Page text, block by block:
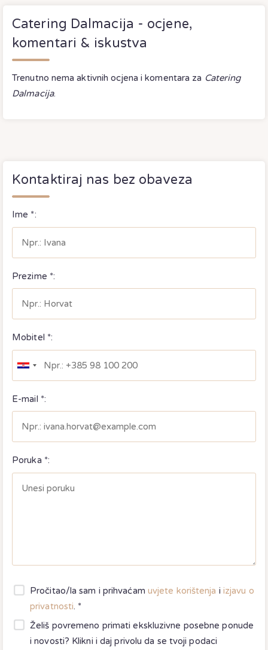
Catering Dalmacija - ocjene,
komentari & iskustva
Trenutno nema aktivnih ocjena i komentara za Catering
Dalmacija.
Kontaktiraj nas bez obaveza
Ime *:
Prezime *:
Mobitel *:
E-mail *:
Poruka *:
Pročitao/la sam i prihvaćam uvjete korištenja i izjavu o
privatnosti. *
Želiš povremeno primati ekskluzivne posebne ponude
i novosti? Klikni i daj privolu da se tvoji podaci